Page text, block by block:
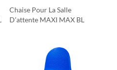
Chaise Pour La Salle
D'attente MAXI MAX BL